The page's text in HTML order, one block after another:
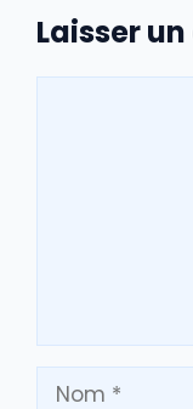
Laisser
Nom